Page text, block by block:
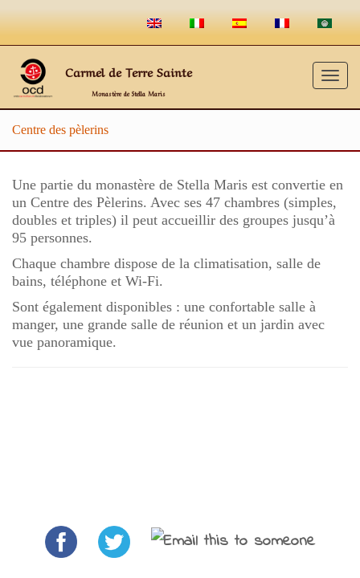
Carmel de Terre Sainte
Monastère de Stella Maris
Centre des pèlerins
Une partie du monastère de Stella Maris est convertie en
un Centre des Pèlerins. Avec ses 47 chambres (simples,
doubles et triples) il peut accueillir des groupes jusqu’à
95 personnes.
Chaque chambre dispose de la climatisation, salle de
bains, téléphone et Wi-Fi.
Sont également disponibles : une confortable salle à
manger, une grande salle de réunion et un jardin avec
vue panoramique.